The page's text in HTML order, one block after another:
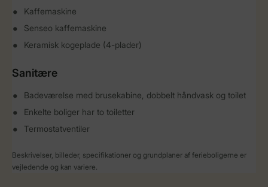
Kaffemaskine
Senseo kaffemaskine
Keramisk kogeplade (4-plader)
Sanitære
Badeværelse med brusekabine, dobbelt håndvask og toilet
Enkelte boliger har to toiletter
Termostatventiler
Beskrivelser, billeder, specifikationer og grundplaner af ferieboligerne er
vejledende og kan variere.